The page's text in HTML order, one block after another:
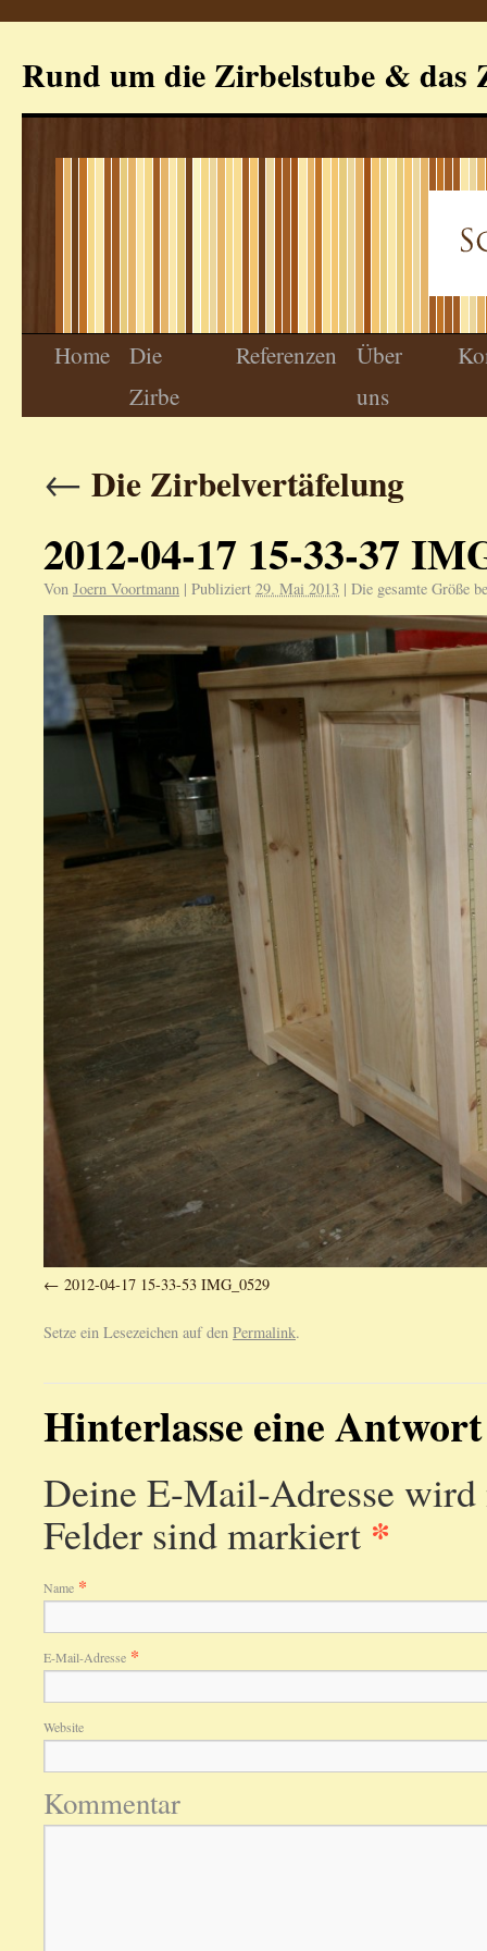
Rund um die Zirbelstube & das
Home
Die
Zirbe
Referenzen
Über
uns
← Die Zirbelvertäfelung
2012-04-17 15-33-37
Von Joern Voortmann | Publiziert 29. Mai 2013 | Die gesamte Größe
2012-04-17 15-33-53 IMG_0529
Setze ein Lesezeichen auf den Permalink.
Hinterlasse eine Antwort
Deine E-Mail-Adresse
Felder sind markiert *
Name *
E-Mail-Adresse *
Website
Kommentar